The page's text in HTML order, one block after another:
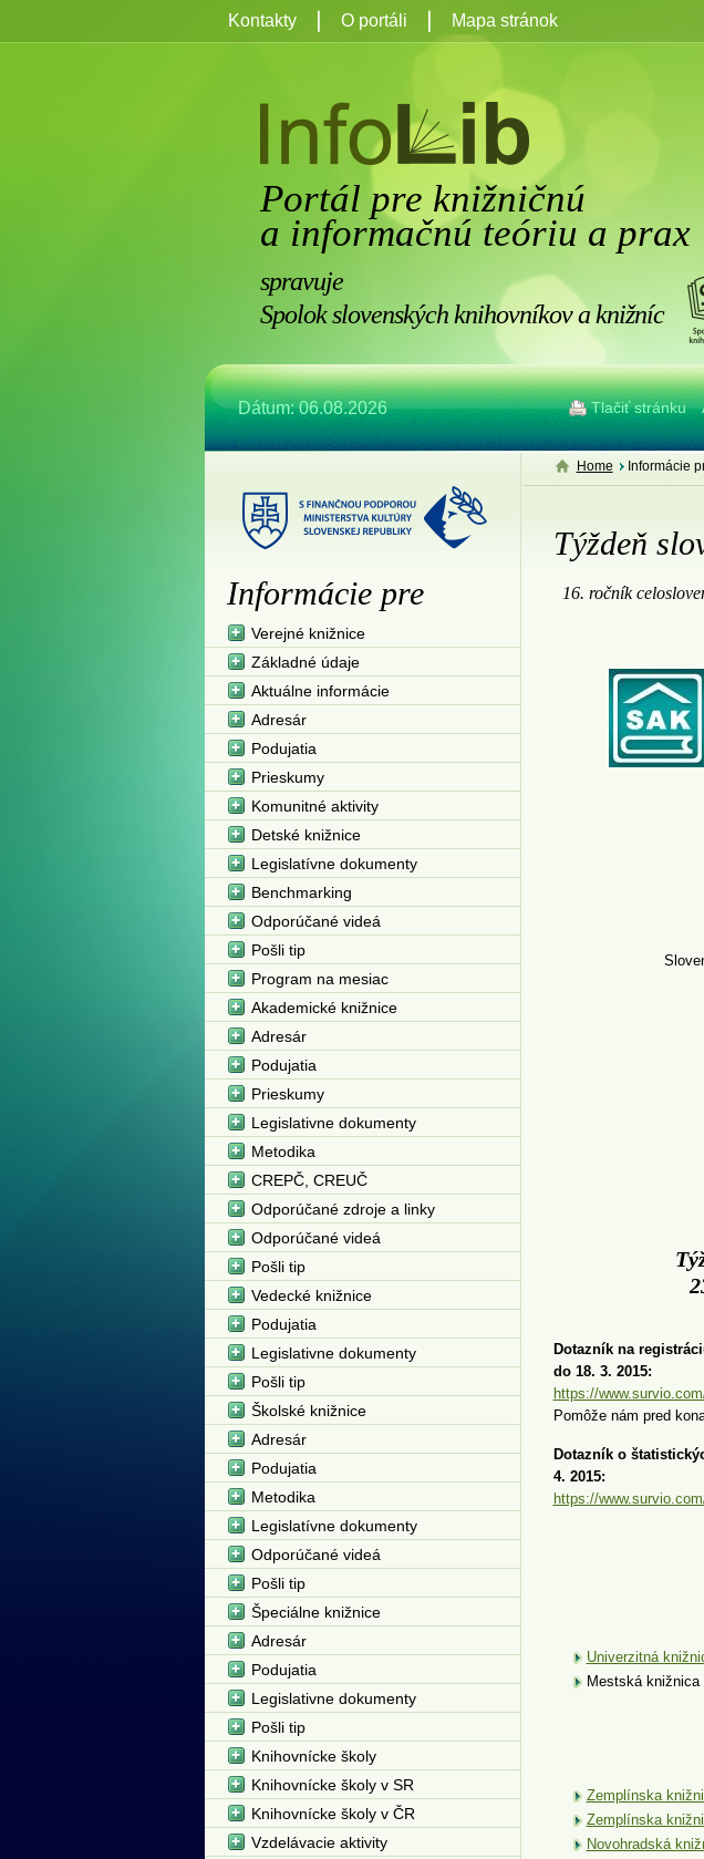
Portál pre knižničnú
a informačnú teóriu a prax
spravuje
Spolok slovenských knihovníkov a knižníc
Dátum: 06.08.2026 Tlačiť stránku
Kontakty O portáli Mapa stránok
Home Informácie
Týždeň
16. ročník
Dotazník na
do 18. 3. 2015:
https://
Pomôže nám pred
Dotazník o
4. 2015:
https://
Univerzitná
Mestská
Zemplínska
Zemplínska
Novohradská
Informácie pre
Verejné knižnice
Základné údaje
Aktuálne informácie
Adresár
Podujatia
Prieskumy
Komunitné aktivity
Detské knižnice
Legislatívne dokumenty
Benchmarking
Odporúčané videá
Pošli tip
Program na mesiac
Akademické knižnice
Adresár
Podujatia
Prieskumy
Legislativne dokumenty
Metodika
CREPČ, CREUČ
Odporúčané zdroje a linky
Odporúčané videá
Pošli tip
Vedecké knižnice
Podujatia
Legislativne dokumenty
Pošli tip
Školské knižnice
Adresár
Podujatia
Metodika
Legislatívne dokumenty
Odporúčané videá
Pošli tip
Špeciálne knižnice
Adresár
Podujatia
Legislativne dokumenty
Pošli tip
Knihovnícke školy
Knihovnícke školy v SR
Knihovnícke školy v ČR
Vzdelávacie aktivity